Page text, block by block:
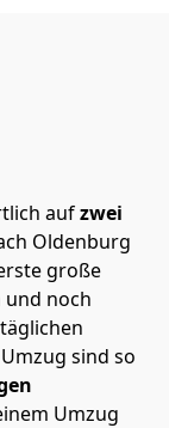
aufzwei
Oldenburg
große
und noch
sind so
Umzug